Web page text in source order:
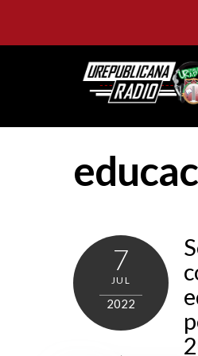
7
JUL
2022